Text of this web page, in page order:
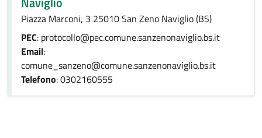
Piazza Marconi, 3 25010 San Zeno Naviglio (BS)
PEC: protocollo@pec.comune.sanzenonaviglio.bs.it
Email:
comune_sanzeno@comune.sanzenonaviglio.bs.it
Telefono: 0302160555